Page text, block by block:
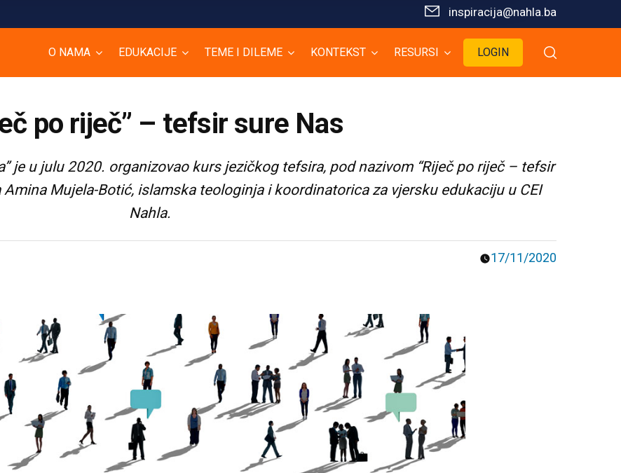
inspiracija@nahla.bа
O NAMA EDUKACIJE TEME I DILEME KONTEKST RESURSI LOGIN
po riječ” – tefsir sure Nas
je u julu 2020. organizovao kurs jezičkog tefsira, pod nazivom “Riječ po riječ – tefsir
Amina Mujela-Botić, islamska teologinja i koordinatorica za vjersku edukaciju u CEI
Nahla.
17/11/2020